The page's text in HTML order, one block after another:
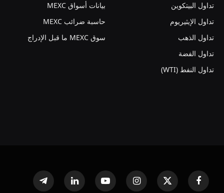
تداول البيتكوين
تداول الإيثيريوم
تداول الذهب
تداول الفضة
تداول النفط (WTI)
بيانات أسواق MEXC
حاسبة ضرائب MEXC
سوق MEXC ما قبل الإدراج
فيسبوك
X
الانستغرام يوتيوب لينكدإن تيلقرام